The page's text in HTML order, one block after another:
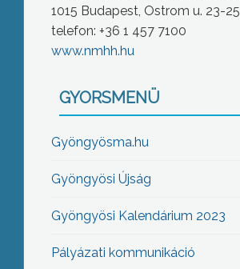
1015 Budapest, Ostrom u. 23-25
telefon: +36 1 457 7100
www.nmhh.hu
GYORSMENÜ
Gyöngyösma.hu
Gyöngyösi Újság
Gyöngyösi Kalendárium 2023
Pályázati kommunikáció